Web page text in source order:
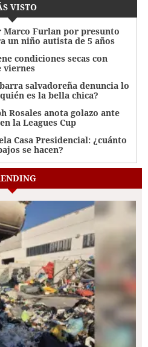
VISTO
Marco Furlan por presunto
un niño autista de 5 años
condiciones secas con
viernes
salvadoreña denuncia lo
es la bella chica?
Rosales anota golazo ante
la Leagues Cup
Casa Presidencial: ¿cuánto
se hacen?